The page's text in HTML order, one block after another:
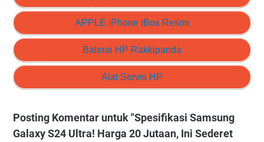
APPLE iPhone iBox Resmi
Baterai HP Rakkipanda
Alat Servis HP
Posting Komentar untuk "Spesifikasi Samsung
Galaxy S24 Ultra! Harga 20 Jutaan, Ini Sederet